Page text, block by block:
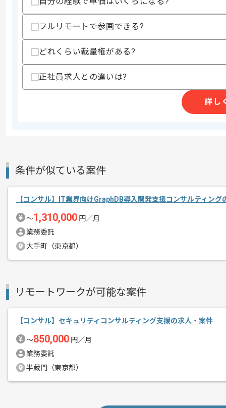
上記に似た経験やスキルをお持ちであれば申
商談回数
募集人数
2人
作業開始日
ご経験と実績に応じて別案件のご提案
経験豊富なメンバーと成長が出来る環境
スキルアップされたい方、長期的に参
フルリモートで参画できる?
どれくらい裁量権がある?
正社員求人との違いは?
詳し
条件が似ている案件
【コンサル】IT業界向けGraphDB導入開発支援コンサルティング
〜1,310,000 円／月
業務委託
大手町（東京都）
リモートワークが可能な案件
【コンサル】セキュリティコンサルティング支援の求人・案件
〜850,000 円／月
業務委託
半蔵門（東京都）